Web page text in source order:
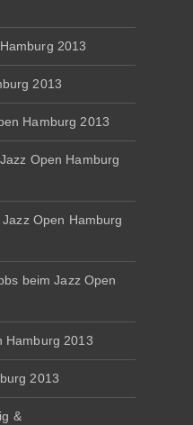
2013
2013
Hamburg 2013
Open Hamburg
Open Hamburg
beim Jazz Open
Hamburg 2013
2013
&